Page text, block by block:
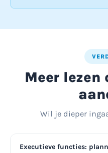
Meer lezen
Wil je dieper
Executieve functies: